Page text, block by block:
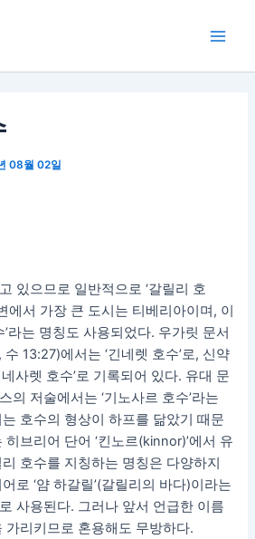
08월 02일
있으므로 일반적으로 ‘갈릴리 호
에서 가장 큰 도시는 티베리아이며, 이
’라는 명칭도 사용되었다. 우가릿 문서
13:27)에서는 ‘긴네렛 호수’로, 신약
사렛 호수’로 기록되어 있다. 유대 문
의 저술에서는 ‘기노사르 호수’라는
호수의 형상이 하프를 닮았기 때문
브리어 단어 ‘킨노르(kinnor)’에서 유
호수를 지칭하는 명칭은 다양하지
로 ‘얌 하갈릴’(갈릴리의 바다)이라는
사용된다. 그러나 앞서 언급한 이름
가리키므로 혼용해도 무방하다.